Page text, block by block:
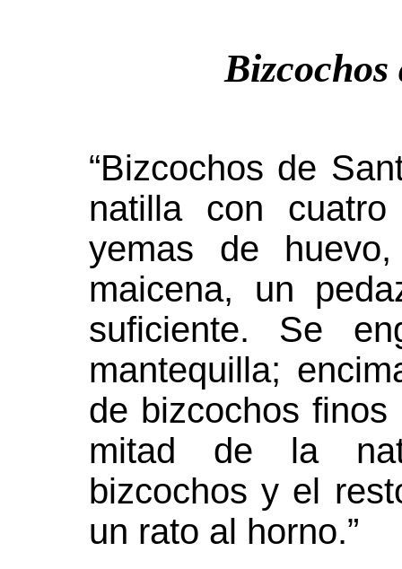
Bizcochos
“Bizcochos de
natilla con
yemas de
maicena, un
suficiente. Se
mantequilla;
de bizcochos
mitad de la
bizcochos y el
un rato al horno.”